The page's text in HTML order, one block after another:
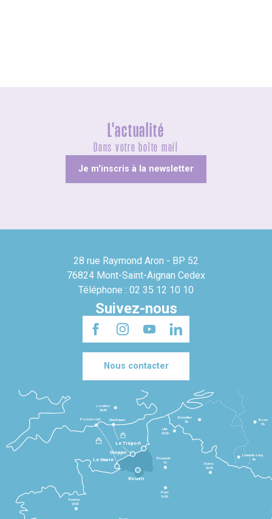
L'actualité
Dans votre boîte mail
Je m'inscris à la newsletter
28 rue Raymond Aron - BP 52
76824 Mont-Saint-Aignan Cedex
Téléphone : 02 35 12 10 10
Suivez-nous
Nous contacter
Le Havre
Dieppe
Le Tréport
Rennes
2h30
Paris
1h30
Beauvais
1h
Reims
2h45
Lille
2h30
Bruxelles
3h
Londres
3h30
Newhaven
Portsmouth
Bonn
5h
Luxembourg
4h
Rouen